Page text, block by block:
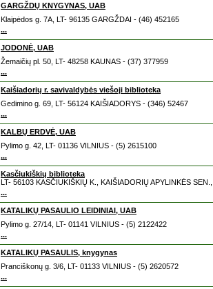
GARGŽDŲ KNYGYNAS, UAB
Klaipėdos g. 7A, LT- 96135 GARGŽDAI - (46) 452165
...
JODONĖ, UAB
Žemaičių pl. 50, LT- 48258 KAUNAS - (37) 377959
...
Kaišiadorių r. savivaldybės viešoji biblioteka
Gedimino g. 69, LT- 56124 KAIŠIADORYS - (346) 52467
...
KALBŲ ERDVĖ, UAB
Pylimo g. 42, LT- 01136 VILNIUS - (5) 2615100
...
Kasčiukiškių biblioteka
LT- 56103 KASČIUKIŠKIŲ K., KAIŠIADORIŲ APYLINKĖS
...
KATALIKŲ PASAULIO LEIDINIAI, UAB
Pylimo g. 27/14, LT- 01141 VILNIUS - (5) 2122422
...
KATALIKŲ PASAULIS, knygynas
Pranciškonų g. 3/6, LT- 01133 VILNIUS - (5) 2620572
...